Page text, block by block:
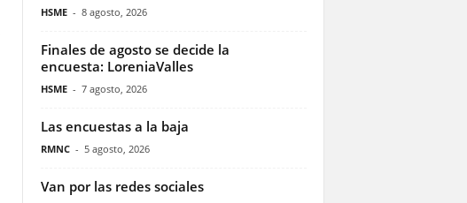
HSME - 8 agosto, 2026
Finales de agosto se decide la
encuesta: LoreniaValles
HSME - 7 agosto, 2026
Las encuestas a la baja
RMNC - 5 agosto, 2026
Van por las redes sociales